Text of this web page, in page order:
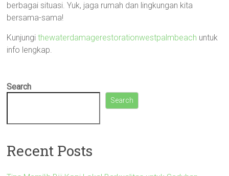
berbagai situasi. Yuk, jaga rumah dan lingkungan kita
bersama-sama!
Kunjungithewaterdamagerestorationwestpalmbeach untuk
info lengkap.
Search
Search
Recent Posts